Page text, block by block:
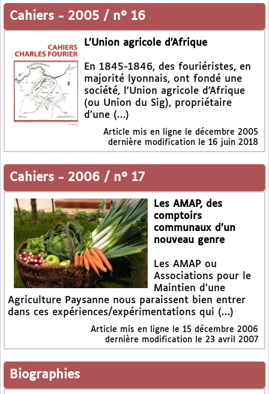
Cahiers - 2005 / n° 16
L’Union agricole d’Afrique
En 1845-1846, des fouriéristes, en
majorité lyonnais, ont fondé une
société, l’Union agricole d’Afrique
(ou Union du Sig), propriétaire
d’une (…)
Article mis en ligne le décembre 2005
dernière modification le 16 juin 2018
Cahiers - 2006 / n° 17
Les AMAP, des
comptoirs
communaux d’un
nouveau genre
Les AMAP ou
Associations pour le
Maintien d’une
Agriculture Paysanne nous paraissent bien entrer
dans ces expériences/expérimentations qui (…)
Article mis en ligne le 15 décembre 2006
dernière modification le 23 avril 2007
Biographies